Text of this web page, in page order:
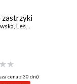
zastrzyki
, Leszek Czupryniak
cena z 30 dni)